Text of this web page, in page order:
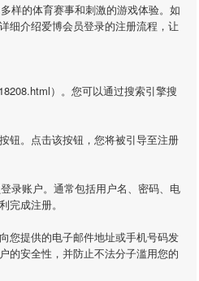
样的体育赛事和刺激的游戏体验。如
细介绍爱博会员登录的注册流程，让
）。您可以通过搜索引擎搜
钮。点击该按钮，您将被引导至注册
录账户。通常包括用户名、密码、电
成注册。
您提供的电子邮件地址或手机号码发
的安全性，并防止不法分子滥用您的